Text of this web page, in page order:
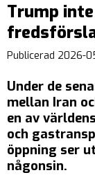
Trump
Publicerad 2026-
Under de
mellan Iran
en av
och
öppning ser
någonsin.